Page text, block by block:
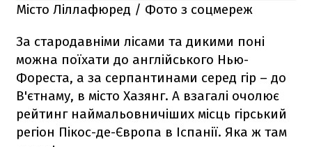
Місто Ліллафюред / Фото з соцмереж
За стародавніми лісами та дикими поні
можна поїхати до англійського Нью-
Фореста, а за серпантинами серед гір – до
В'єтнаму, в місто Хазянг. А взагалі очолює
рейтинг наймальовничіших місць гірський
регіон Пікос-де-Європа в Іспанії. Яка ж там